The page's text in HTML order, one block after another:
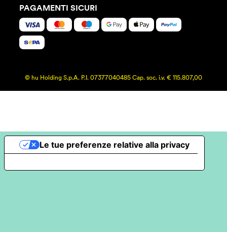
PAGAMENTI SICURI
© hu Holding S.p.A. P.I. 07377040485 Cap. soc. i.v. € 115.807,00
Le tue preferenze relative alla privacy